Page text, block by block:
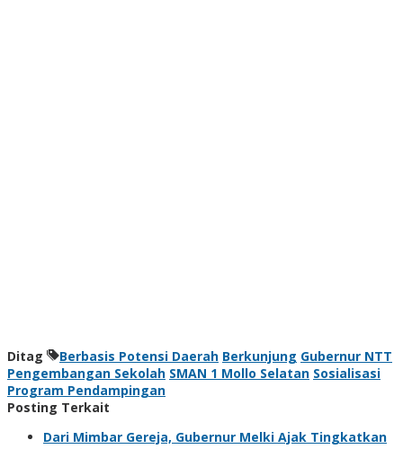
Ditag Berbasis Potensi Daerah Berkunjung Gubernur NTT
Pengembangan Sekolah SMAN 1 Mollo Selatan Sosialisasi
Program Pendampingan
Posting Terkait
Dari Mimbar Gereja, Gubernur Melki Ajak Tingkatkan